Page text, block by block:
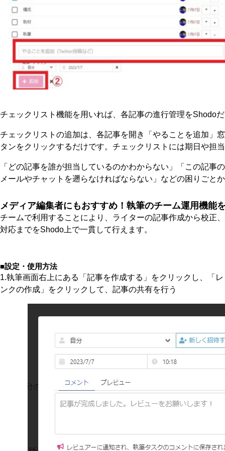
チェックリスト機能を用いれば、各記事の進行管理をShodo
チェックリストの追加は、各記事を開き「やることを追加」
タンをクリックするだけです。チェックリストには期日や担
「どの記事を誰が担当しているのかわからない」「この記事
メールやチャットを遡らなければならない」などの困りごと
メディア編集者にもおすすめ！執筆のチーム運用機能
チームで利用することにより、ライターの記事作成から校正
対応までをShodo上で一貫して行えます。
■設定・使用方法
1.執筆画面右上にある「記事を作成する」をクリックし、「
ンクの作成」をクリックして、記事の共有を行う